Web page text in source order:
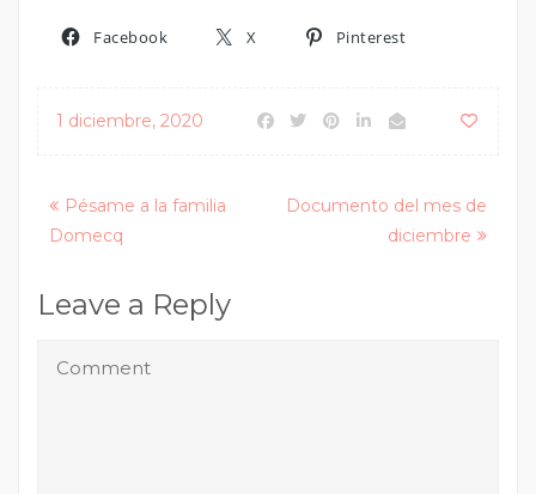
Facebook X Pinterest
1 diciembre, 2020
Posts
navigation
Pésame a la familia
Domecq
Documento del mes de
diciembre
Leave a Reply